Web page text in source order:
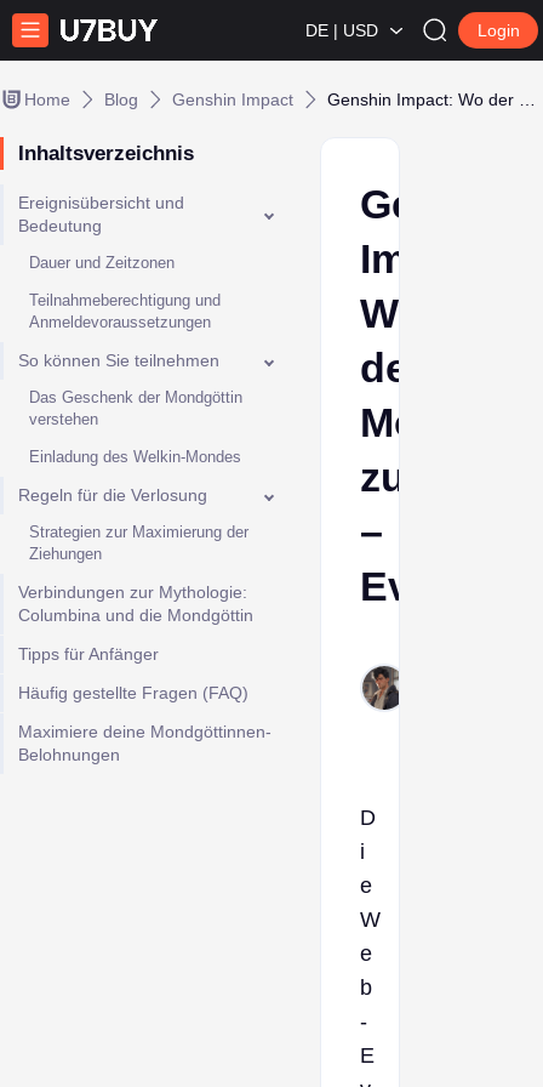
DE | USD Login
Home Blog Genshin Impact
Inhaltsverzeichnis
Ereignisübersicht und
Bedeutung
Dauer und Zeitzonen
Teilnahmeberechtigung und
Anmeldevoraussetzungen
So können Sie teilnehmen
Das Geschenk der Mondgöttin
verstehen
Einladung des Welkin-Mondes
Regeln für die Verlosung
Strategien zur Maximierung der
Ziehungen
Verbindungen zur Mythologie:
Columbina und die Mondgöttin
Tipps für Anfänger
Häufig gestellte Fragen (FAQ)
Maximiere deine Mondgöttinnen-
Belohnungen
Genshin
Impact:
Wo
der
Mond
–
Event
D
i
e
W
e
b
-
E